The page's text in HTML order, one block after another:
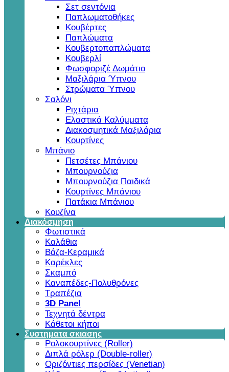
Σετ σεντόνια
Παπλωματοθήκες
Κουβέρτες
Παπλώματα
Κουβερτοπαπλώματα
Κουβερλί
Φωσφοριζέ Δωμάτιο
Μαξιλάρια Ύπνου
Στρώματα Ύπνου
Σαλόνι
Ριχτάρια
Ελαστικά Καλύμματα
Διακοσμητικά Μαξιλάρια
Κουρτίνες
Μπάνιο
Πετσέτες Μπάνιου
Μπουρνούζια
Μπουρνούζια Παιδικά
Κουρτίνες Μπάνιου
Πατάκια Μπάνιου
Κουζίνα
Διακόσμηση
Φωτιστικά
Καλάθια
Βάζα-Κεραμικά
Καρέκλες
Σκαμπό
Καναπέδες-Πολυθρόνες
Τραπέζια
3D Panel
Τεχνητά δέντρα
Κάθετοι κήποι
Συστηματα σκιασης
Ρολοκουρτίνες (Roller)
Διπλά ρόλερ (Double-roller)
Οριζόντιες περσίδες (Venetian)